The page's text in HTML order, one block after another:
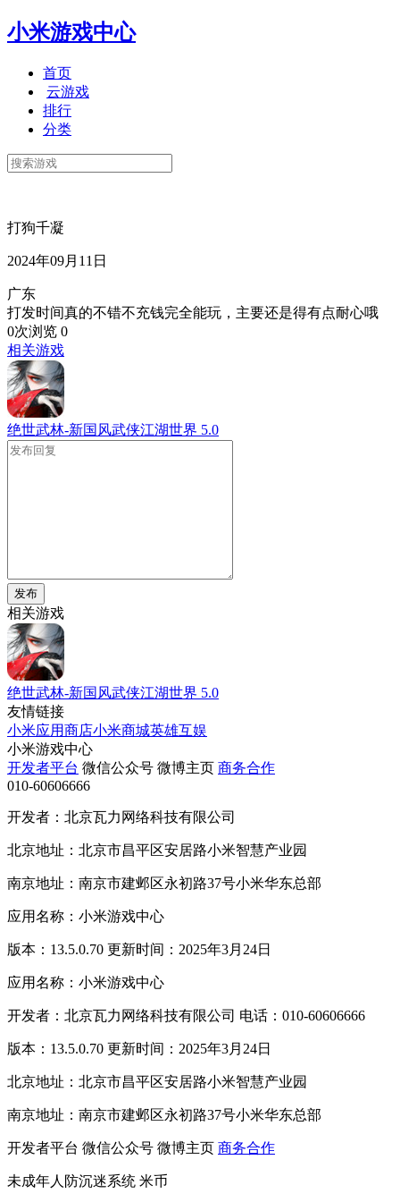
小米游戏中心
首页
云游戏
排行
分类
打狗千凝
2024年09月11日
广东
打发时间真的不错不充钱完全能玩，主要还是得有点耐心哦
0次浏览 0
相关游戏
绝世武林-新国风武侠江湖世界 5.0
发布
相关游戏
绝世武林-新国风武侠江湖世界 5.0
友情链接
小米应用商店小米商城英雄互娱
小米游戏中心
开发者平台 微信公众号 微博主页 商务合作
010-60606666
开发者：北京瓦力网络科技有限公司
北京地址：北京市昌平区安居路小米智慧产业园
南京地址：南京市建邺区永初路37号小米华东总部
应用名称：小米游戏中心
版本：13.5.0.70 更新时间：2025年3月24日
应用名称：小米游戏中心
开发者：北京瓦力网络科技有限公司 电话：010-60606666
版本：13.5.0.70 更新时间：2025年3月24日
北京地址：北京市昌平区安居路小米智慧产业园
南京地址：南京市建邺区永初路37号小米华东总部
开发者平台 微信公众号 微博主页 商务合作
未成年人防沉迷系统 米币